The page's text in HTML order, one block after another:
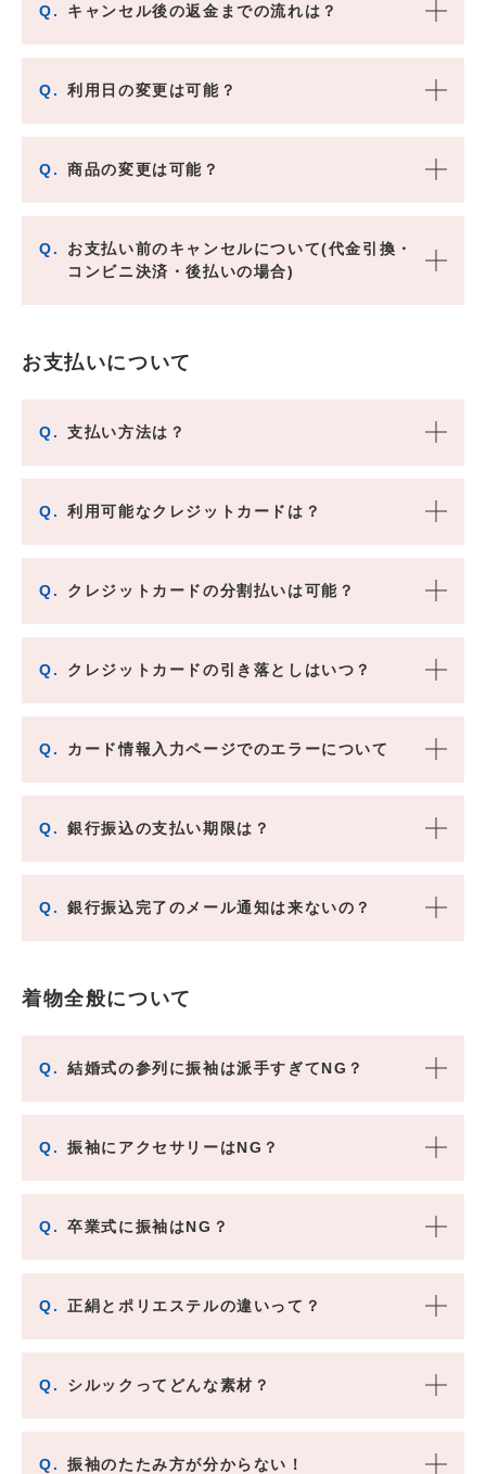
Q. キャンセル後の返金までの流れは？
Q. 利用日の変更は可能？
Q. 商品の変更は可能？
Q.
お支払い前のキャンセルについて(代金引換・
コンビニ決済・後払いの場合)
お支払いについて
Q. 支払い方法は？
Q. 利用可能なクレジットカードは？
Q. クレジットカードの分割払いは可能？
Q. クレジットカードの引き落としはいつ？
Q. カード情報入力ページでのエラーについて
Q. 銀行振込の支払い期限は？
Q. 銀行振込完了のメール通知は来ないの？
着物全般について
Q. 結婚式の参列に振袖は派手すぎてNG？
Q. 振袖にアクセサリーはNG？
Q. 卒業式に振袖はNG？
Q. 正絹とポリエステルの違いって？
Q. シルックってどんな素材？
Q. 振袖のたたみ方が分からない！